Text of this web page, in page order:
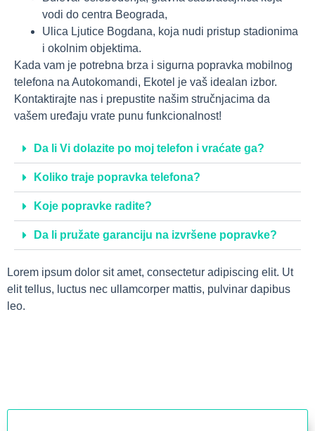
vodi do centra Beograda,
Ulica Ljutice Bogdana, koja nudi pristup stadionima
i okolnim objektima.
Kada vam je potrebna brza i sigurna popravka mobilnog
telefona na Autokomandi, Ekotel je vaš idealan izbor.
Kontaktirajte nas i prepustite našim stručnjacima da
vašem uređaju vrate punu funkcionalnost!
Da li Vi dolazite po moj telefon i vraćate ga?
Koliko traje popravka telefona?
Koje popravke radite?
Da li pružate garanciju na izvršene popravke?
Lorem ipsum dolor sit amet, consectetur adipiscing elit. Ut
elit tellus, luctus nec ullamcorper mattis, pulvinar dapibus
leo.